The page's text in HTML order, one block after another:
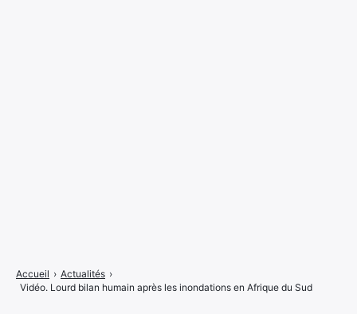
Accueil › Actualités ›
Vidéo. Lourd bilan humain après les inondations en Afrique du Sud